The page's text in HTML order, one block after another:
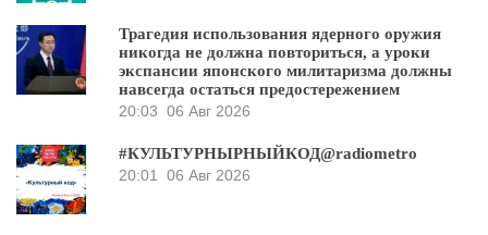
Трагедия использования ядерного оружия
никогда не должна повториться, а уроки
экспансии японского милитаризма должны
навсегда остаться предостережением
20:03 06 Авг 2026
#КУЛЬТУРНЫРНЫЙКОД@radiometro
20:01
06 Авг 2026